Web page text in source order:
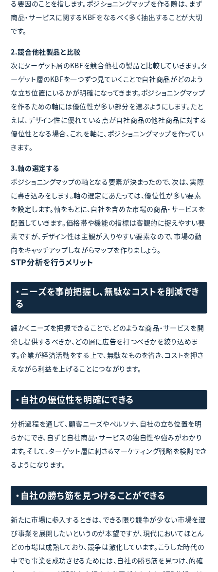
る要因のことを指します。ポジショニングマップを作る際は、まず
商品・サービスに関するKBFをなるべく多く抽出することが大切
です。
2.競合他社製品と比較
次にターゲット層のKBFを競合他社の製品と比較していきます。タ
ーゲット層のKBFを一つずつ見ていくことで自社商品がどのよう
な立ち位置にいるかが明確になってきます。ポジショニングマップ
を作るための軸には優位性が多い部分を選ぶようにします。たと
えば、デザイン性に優れている点が自社商品の他社商品に対する
優位性となる場合、これを軸に、ポジショニングマップを作ってい
きます。
3.軸の選定する
ポジショニングマップの軸となる要素が決まったので、次は、実際
に書き込みをします。軸の選定にあたっては、優位性が多い要素
を設定します。軸をもとに、自社を含めた市場の商品・サービスを
配置していきます。価格帯や機能の指標は客観的に捉えやすい要
素ですが、デザイン性は主観が入りやすい要素なので、市場の動
向をキャッチアップしながらマップを作りましょう。
STP分析を行うメリット
・ニーズを事前把握し、無駄なコストを削減でき
る
細かくニーズを把握できることで、どのような商品・サービスを開
発し提供するべきか、どの層に広告を打つべきかを絞り込めま
す。企業が経済活動をする上で、無駄なものを省き、コストを押さ
えながら利益を上げることにつながります。
・自社の優位性を明確にできる
分析過程を通して、顧客ニーズやペルソナ、自社の立ち位置を明
らかにでき、自ずと自社商品・サービスの独自性や強みがわかり
ます。そして、ターゲット層に刺さるマーケティング戦略を検討でき
るようになります。
・自社の勝ち筋を見つけることができる
新たに市場に参入するときは、できる限り競争が少ない市場を選
び事業を展開したいというのが本望ですが、現代においてほとん
どの市場は成熟しており、競争は激化しています。こうした時代の
中でも事業を成功させるためには、自社の勝ち筋を見つけ、的確